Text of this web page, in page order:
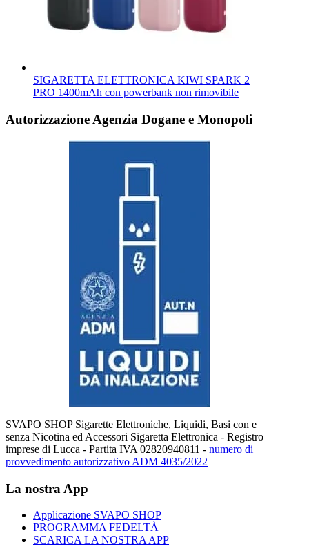
SIGARETTA ELETTRONICA KIWI SPARK 2
PRO 1400mAh con powerbank non rimovibile
Autorizzazione Agenzia Dogane e Monopoli
SVAPO SHOP Sigarette Elettroniche, Liquidi, Basi con e
senza Nicotina ed Accessori Sigaretta Elettronica - Registro
imprese di Lucca - Partita IVA 02820940811 - numero di
provvedimento autorizzativo ADM 4035/2022
La nostra App
Applicazione SVAPO SHOP
PROGRAMMA FEDELTÀ
SCARICA LA NOSTRA APP